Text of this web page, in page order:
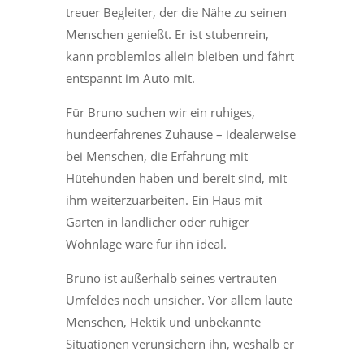
treuer Begleiter, der die Nähe zu seinen
Menschen genießt. Er ist stubenrein,
kann problemlos allein bleiben und fährt
entspannt im Auto mit.
Für Bruno suchen wir ein ruhiges,
hundeerfahrenes Zuhause – idealerweise
bei Menschen, die Erfahrung mit
Hütehunden haben und bereit sind, mit
ihm weiterzuarbeiten. Ein Haus mit
Garten in ländlicher oder ruhiger
Wohnlage wäre für ihn ideal.
Bruno ist außerhalb seines vertrauten
Umfeldes noch unsicher. Vor allem laute
Menschen, Hektik und unbekannte
Situationen verunsichern ihn, weshalb er